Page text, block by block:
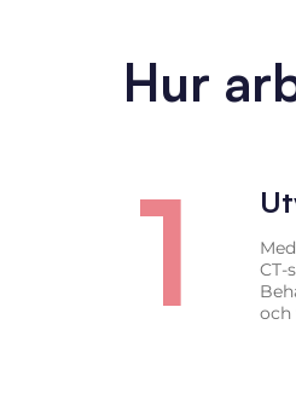
Hur
1
CT-
och